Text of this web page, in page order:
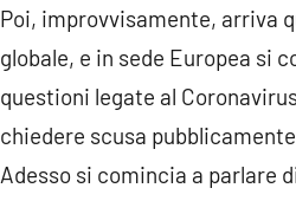
Poi, improvvisamente, arriva
globale, e in sede Europea si
questioni legate al
chiedere scusa
Adesso si comincia a parlare